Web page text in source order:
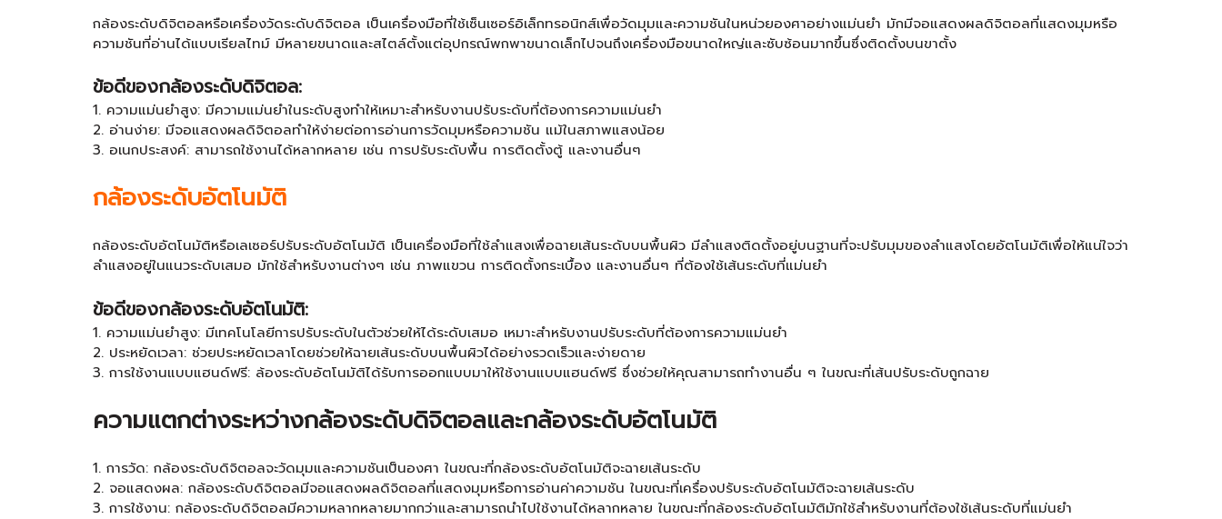
กล้องระดับดิจิตอลหรือเครื่องวัดระดับดิจิตอล เป็นเครื่องมือที่ใช้เซ็นเซอร์อิเล็กทรอนิกส์เพื่อวัดมุมและความชันในหน่วยองศาอย่างแม่นยำ มักมีจอแสดงผลดิจิตอลที่แสดงมุมหรือ
ความชันที่อ่านได้แบบเรียลไทม์ มีหลายขนาดและสไตล์ตั้งแต่อุปกรณ์พกพาขนาดเล็กไปจนถึงเครื่องมือขนาดใหญ่และซับซ้อนมากขึ้นซึ่งติดตั้งบนขาตั้ง
ข้อดีของกล้องระดับดิจิตอล:
1. ความแม่นยำสูง: มีความแม่นยำในระดับสูงทำให้เหมาะสำหรับงานปรับระดับที่ต้องการความแม่นยำ
2. อ่านง่าย: มีจอแสดงผลดิจิตอลทำให้ง่ายต่อการอ่านการวัดมุมหรือความชัน แม้ในสภาพแสงน้อย
3. อเนกประสงค์: สามารถใช้งานได้หลากหลาย เช่น การปรับระดับพื้น การติดตั้งตู้ และงานอื่นๆ
กล้องระดับอัตโนมัติ
กล้องระดับอัตโนมัติหรือเลเซอร์ปรับระดับอัตโนมัติ เป็นเครื่องมือที่ใช้ลำแสงเพื่อฉายเส้นระดับบนพื้นผิว มีลำแสงติดตั้งอยู่บนฐานที่จะปรับมุมของลำแสงโดยอัตโนมัติเพื่อให้แน่ใจว่า
ลำแสงอยู่ในแนวระดับเสมอ มักใช้สำหรับงานต่างๆ เช่น ภาพแขวน การติดตั้งกระเบื้อง และงานอื่นๆ ที่ต้องใช้เส้นระดับที่แม่นยำ
ข้อดีของกล้องระดับอัตโนมัติ:
1. ความแม่นยำสูง: มีเทคโนโลยีการปรับระดับในตัวช่วยให้ได้ระดับเสมอ เหมาะสำหรับงานปรับระดับที่ต้องการความแม่นยำ
2. ประหยัดเวลา: ช่วยประหยัดเวลาโดยช่วยให้ฉายเส้นระดับบนพื้นผิวได้อย่างรวดเร็วและง่ายดาย
3. การใช้งานแบบแฮนด์ฟรี: ล้องระดับอัตโนมัติได้รับการออกแบบมาให้ใช้งานแบบแฮนด์ฟรี ซึ่งช่วยให้คุณสามารถทำงานอื่น ๆ ในขณะที่เส้นปรับระดับถูกฉาย
ความแตกต่างระหว่างกล้องระดับดิจิตอลและกล้องระดับอัตโนมัติ
1. การวัด: กล้องระดับดิจิตอลจะวัดมุมและความชันเป็นองศา ในขณะที่กล้องระดับอัตโนมัติจะฉายเส้นระดับ
2. จอแสดงผล: กล้องระดับดิจิตอลมีจอแสดงผลดิจิตอลที่แสดงมุมหรือการอ่านค่าความชัน ในขณะที่เครื่องปรับระดับอัตโนมัติจะฉายเส้นระดับ
3. การใช้งาน: กล้องระดับดิจิตอลมีความหลากหลายมากกว่าและสามารถนำไปใช้งานได้หลากหลาย ในขณะที่กล้องระดับอัตโนมัติมักใช้สำหรับงานที่ต้องใช้เส้นระดับที่แม่นยำ